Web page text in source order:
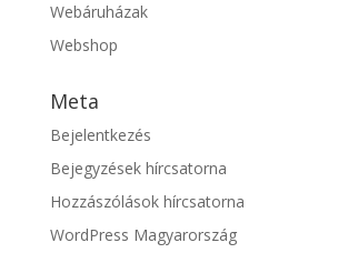
Webáruházak
Webshop
Meta
Bejelentkezés
Bejegyzések hírcsatorna
Hozzászólások hírcsatorna
WordPress Magyarország